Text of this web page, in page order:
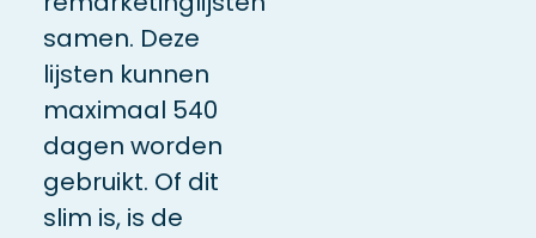
samen. Deze
lijsten kunnen
maximaal 540
dagen worden
gebruikt. Of dit
slim is, is de